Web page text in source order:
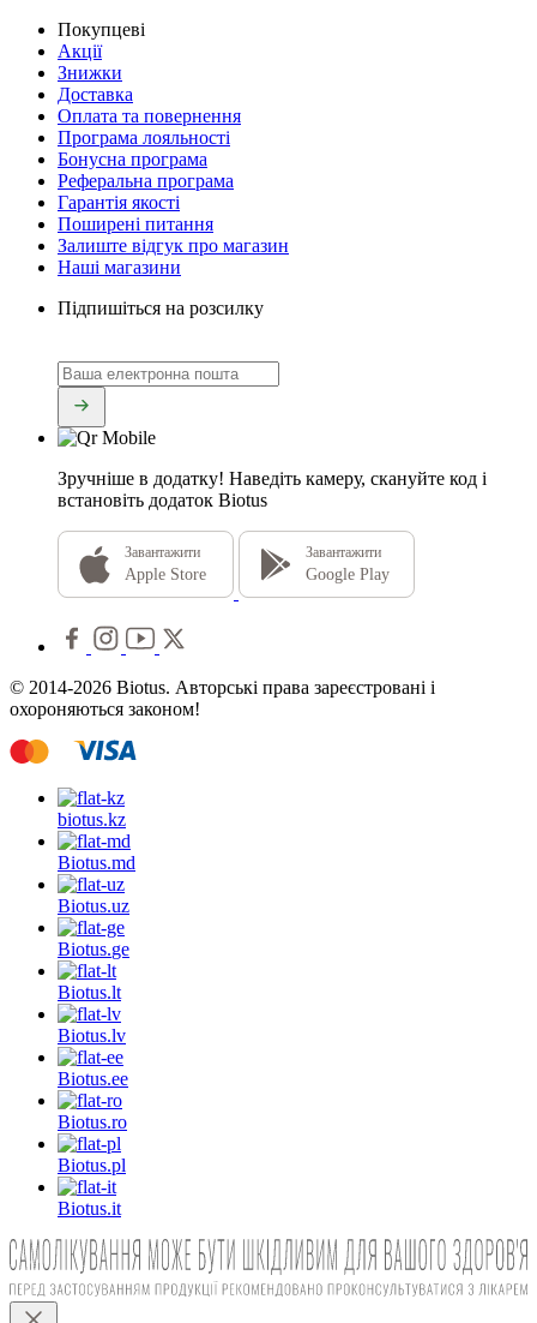
Покупцеві
Акції
Знижки
Доставка
Оплата та повернення
Програма лояльності
Бонусна програма
Реферальна програма
Гарантія якості
Поширені питання
Залиште відгук про магазин
Наші магазини
Підпишіться на розсилку
Зручніше в додатку! Наведіть камеру, скануйте код і
встановіть додаток Biotus
Завантажити
Apple Store
Завантажити
Google Play
© 2014-2026 Biotus. Авторські права зареєстровані і
охороняються законом!
biotus.kz
Biotus.md
Biotus.uz
Biotus.ge
Biotus.lt
Biotus.lv
Biotus.ee
Biotus.ro
Biotus.pl
Biotus.it